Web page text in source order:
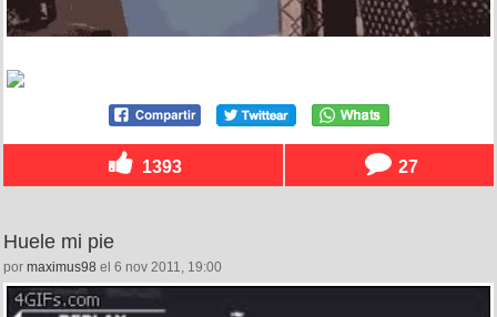
1393 27
Huele mi pie
por maximus98 el 6 nov 2011, 19:00